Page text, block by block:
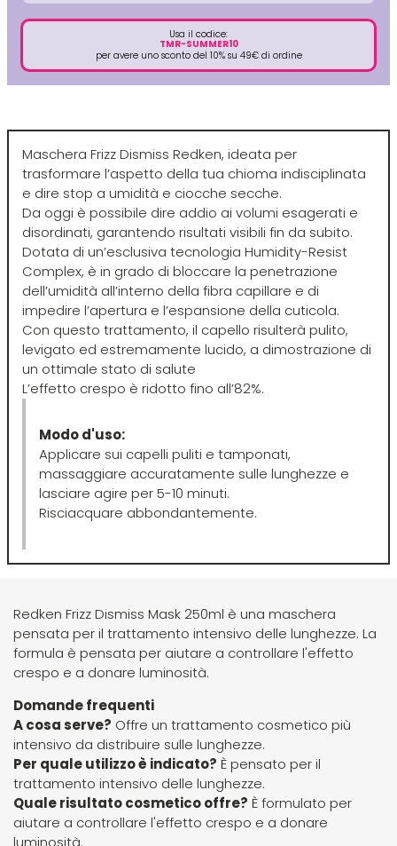
Euro Stil
Euromax
F-G-H
FANOLA
FARMACA INTERNATIONAL
Farmagan
FarmaVita
Floid
Four Reasons
Giusy Hold
GOLDWELL
Hair Tech
Hennatech
I-J-K
Imbue
INSight
INTERCOSMO
Invisibobble
JRL
Kélite
Kemon Actyva
Kerastase
Usa il codice:
TMR-SUMMER10
per avere uno sconto del 10% su 49€ di ordine
Maschera Frizz Dismiss Redken, ideata per
trasformare l’aspetto della tua chioma indisciplinata
e dire stop a umidità e ciocche secche.
Da oggi è possibile dire addio ai volumi esagerati e
disordinati, garantendo risultati visibili fin da subito.
Dotata di un’esclusiva tecnologia Humidity-Resist
Complex, è in grado di bloccare la penetrazione
dell’umidità all’interno della fibra capillare e di
impedire l’apertura e l’espansione della cuticola.
Con questo trattamento, il capello risulterà pulito,
levigato ed estremamente lucido, a dimostrazione di
un ottimale stato di salute
L’effetto crespo è ridotto fino all’82%.
Modo d'uso:
Applicare sui capelli puliti e tamponati,
massaggiare accuratamente sulle lunghezze e
lasciare agire per 5-10 minuti.
Risciacquare abbondantemente.
Redken Frizz Dismiss Mask 250ml è una maschera
pensata per il trattamento intensivo delle lunghezze. La
formula è pensata per aiutare a controllare l'effetto
crespo e a donare luminosità.
Domande frequenti
A cosa serve? Offre un trattamento cosmetico più
intensivo da distribuire sulle lunghezze.
Per quale utilizzo è indicato? È pensato per il
trattamento intensivo delle lunghezze.
Quale risultato cosmetico offre? È formulato per
aiutare a controllare l'effetto crespo e a donare
luminosità.